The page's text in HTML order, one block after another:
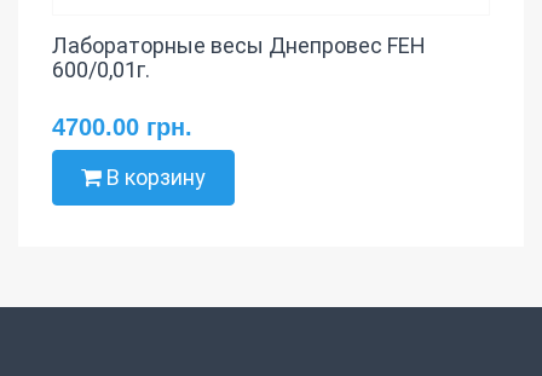
Лабораторные весы Днепровес FEH
600/0,01г.
4700.00 грн.
В корзину